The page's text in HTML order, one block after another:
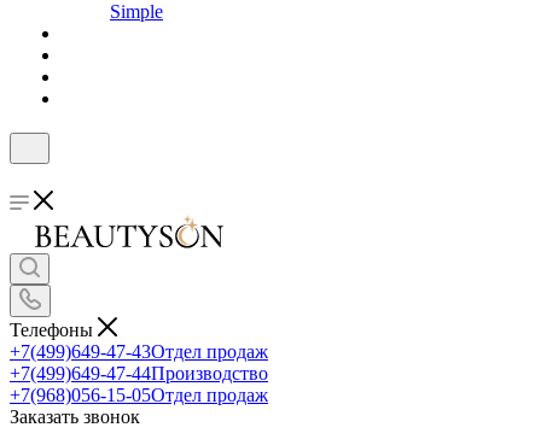
Simple
Телефоны
+7(499)649-47-43Отдел продаж
+7(499)649-47-44Производство
+7(968)056-15-05Отдел продаж
Заказать звонок